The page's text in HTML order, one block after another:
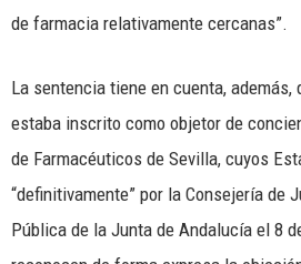
de farmacia relativamente cercanas”.
La sentencia tiene en cuenta, además,
estaba inscrito como objetor de
de Farmacéuticos de Sevilla, cuyos
“definitivamente” por la Consejería de
Pública de la Junta de Andalucía el 8